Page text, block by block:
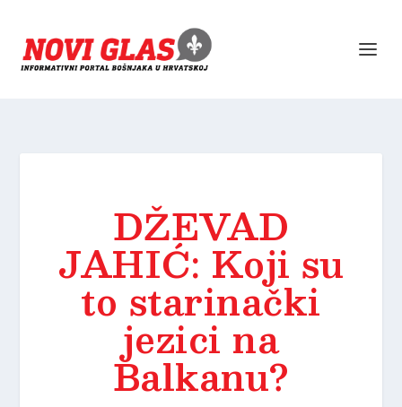
DŽEVAD
JAHIĆ: Koji su
to starinački
jezici na
Balkanu?